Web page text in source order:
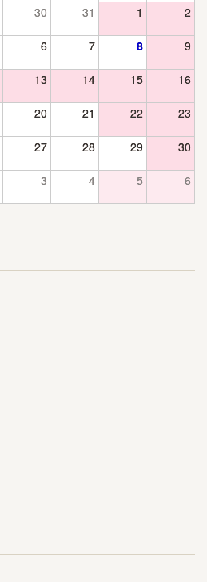
30 31 1 2
6 7 8 9
13 14 15 16
20 21 22 23
27 28 29 30
3 4 5 6